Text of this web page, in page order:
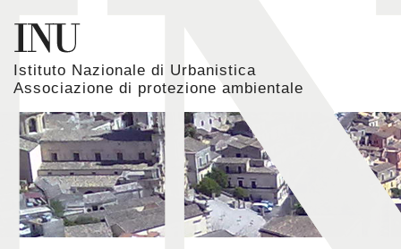
Istituto Nazionale di Urbanistica
Associazione di protezione ambientale